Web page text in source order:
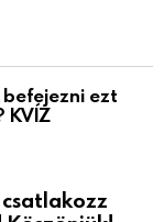
ezt
KVÍZ